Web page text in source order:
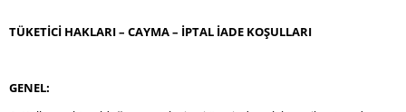
TÜKETİCİ HAKLARI – CAYMA – İPTAL İADE KOŞULLARI
GENEL: